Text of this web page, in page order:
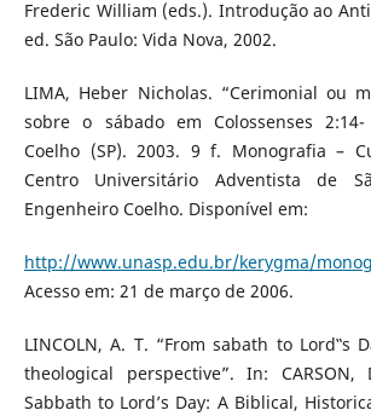
Frederic William (eds.). Introdução ao
ed. São Paulo: Vida Nova, 2002.
LIMA, Heber Nicholas. “Cerimonial ou
sobre o sábado em Colossenses
Coelho (SP). 2003. 9 f. Monografia –
Centro Universitário Adventista de
Engenheiro Coelho. Disponível em:
http://www.unasp.edu.br/kerygma/
Acesso em: 21 de março de 2006.
LINCOLN, A. T. “From sabath to Lord‟s
theological perspective”. In:
Sabbath to Lord’s Day: A Biblical,